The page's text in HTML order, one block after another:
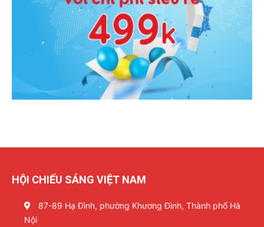
HỘI CHIẾU SÁNG VIỆT NAM
87-89 Hạ Đình, phường Khương Đình, Thành phố Hà
Nội